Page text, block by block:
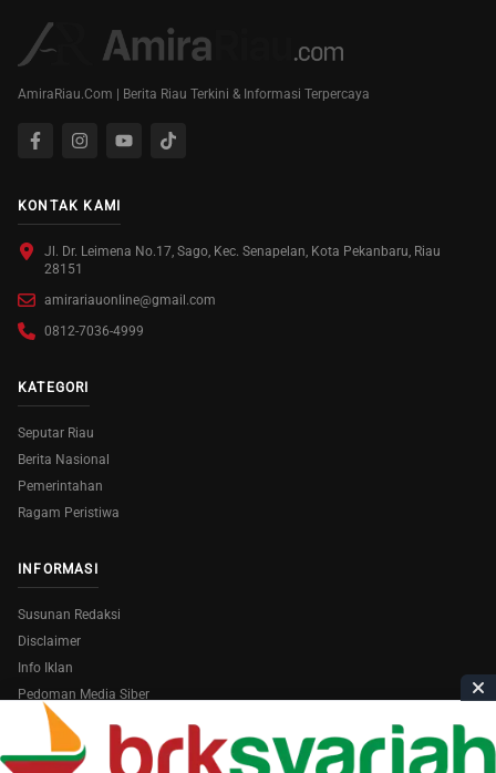
AmiraRiau.Com | Berita Riau Terkini & Informasi Terpercaya
KONTAK KAMI
Jl. Dr. Leimena No.17, Sago, Kec. Senapelan, Kota Pekanbaru, Riau
28151
amirariauonline@gmail.com
0812-7036-4999
KATEGORI
Seputar Riau
Berita Nasional
Pemerintahan
Ragam Peristiwa
INFORMASI
Susunan Redaksi
Disclaimer
Info Iklan
Pedoman Media Siber